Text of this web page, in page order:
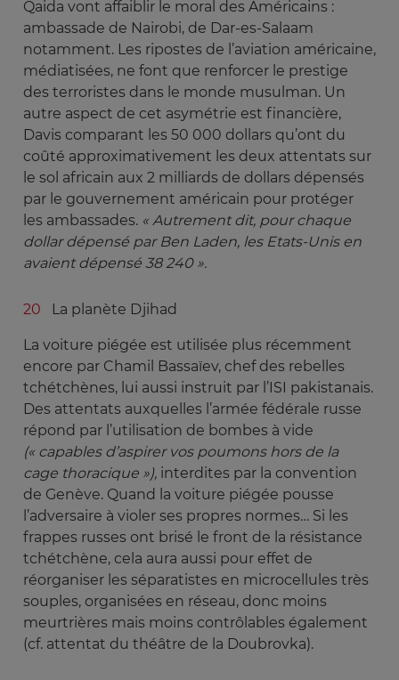
Qaida vont affaiblir le moral des Américains :
ambassade de Nairobi, de Dar-es-Salaam
notamment. Les ripostes de l’aviation américaine,
médiatisées, ne font que renforcer le prestige
des terroristes dans le monde musulman. Un
autre aspect de cet asymétrie est financière,
Davis comparant les 50 000 dollars qu’ont du
coûté approximativement les deux attentats sur
le sol africain aux 2 milliards de dollars dépensés
par le gouvernement américain pour protéger
les ambassades. « Autrement dit, pour chaque
dollar dépensé par Ben Laden, les Etats-Unis en
avaient dépensé 38 240 ».
La planète Djihad
La voiture piégée est utilisée plus récemment
encore par Chamil Bassaïev, chef des rebelles
tchétchènes, lui aussi instruit par l’ISI pakistanais.
Des attentats auxquelles l’armée fédérale russe
répond par l’utilisation de bombes à vide
(« capables d’aspirer vos poumons hors de la
cage thoracique »), interdites par la convention
de Genève. Quand la voiture piégée pousse
l’adversaire à violer ses propres normes… Si les
frappes russes ont brisé le front de la résistance
tchétchène, cela aura aussi pour effet de
réorganiser les séparatistes en microcellules très
souples, organisées en réseau, donc moins
meurtrières mais moins contrôlables également
(cf. attentat du théâtre de la Doubrovka).